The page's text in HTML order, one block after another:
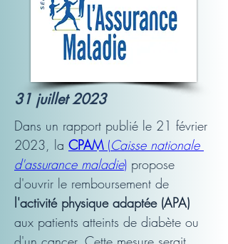
31 juillet 2023
Dans un rapport publié le 21 février
2023, la CPAM (Caisse nationale
d'assurance maladie) propose
d'ouvrir le remboursement de
l'activité physique adaptée (APA)
aux patients atteints de diabète ou